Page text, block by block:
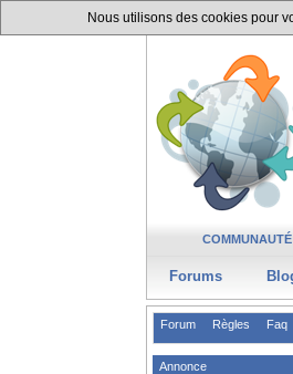
Nous utilisons des cookies pour
COMMUNAUTÉ
Forums
Forum Règles Faq
Annonce